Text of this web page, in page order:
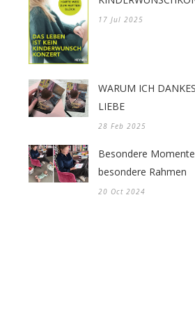
17 Jul 2025
WARUM ICH
LIEBE
28 Feb 2025
Besondere
besondere Rahmen
20 Oct 2024